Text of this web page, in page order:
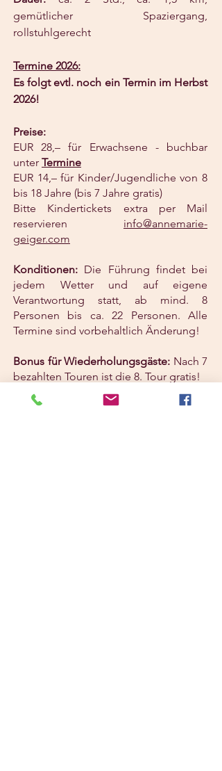
gemütlicher Spaziergang,
rollstuhlgerecht
Termine 2026:
Es folgt evtl. noch ein Termin im Herbst
2026!
Preise:
EUR 28,– für Erwachsene - buchbar
unter Termine
EUR 14,– für Kinder/Jugendliche von 8
bis 18 Jahre (bis 7 Jahre gratis)
Bitte Kindertickets extra per Mail
reservieren info@annemarie-
geiger.com
Konditionen: Die Führung findet bei
jedem Wetter und auf eigene
Verantwortung statt, ab mind. 8
Personen bis ca. 22 Personen. Alle
Termine sind vorbehaltlich Änderung!
Bonus für Wiederholungsgäste: Nach 7
bezahlten Touren ist die 8. Tour gratis!​